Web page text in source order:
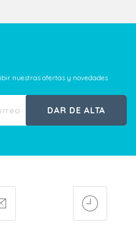
nuestras ofertas y novedades
DAR DE ALTA